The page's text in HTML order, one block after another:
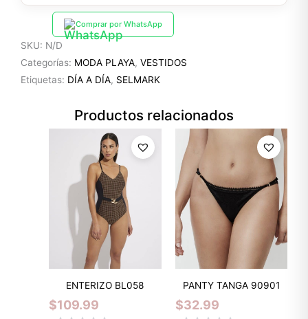
Comprar por WhatsApp
SKU: N/D
Categorías: MODA PLAYA, VESTIDOS
Etiquetas: DÍA A DÍA, SELMARK
Productos relacionados
ENTERIZO BL058
$109.99
PANTY TANGA 90901
$32.99